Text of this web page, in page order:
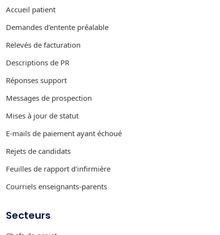
Accueil patient
Demandes d'entente préalable
Relevés de facturation
Descriptions de PR
Réponses support
Messages de prospection
Mises à jour de statut
E-mails de paiement ayant échoué
Rejets de candidats
Feuilles de rapport d'infirmière
Courriels enseignants-parents
Secteurs